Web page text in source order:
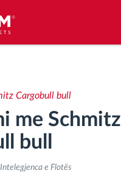
te-vozitjes
së ngasjes
Cargobull bull
me Schmitz
bull
Intelegjenca e Flotës